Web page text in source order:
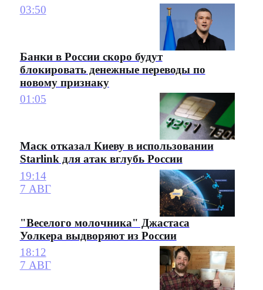
03:50
Банки в России скоро будут
блокировать денежные переводы по
новому признаку
01:05
Маск отказал Киеву в использовании
Starlink для атак вглубь России
19:14
7 АВГ
"Веселого молочника" Джастаса
Уолкера выдворяют из России
18:12
7 АВГ